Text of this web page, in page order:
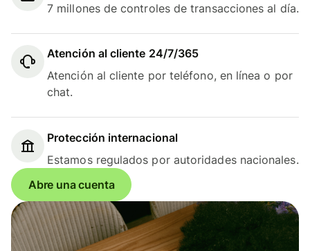
7 millones de controles de transacciones al día.
Atención al cliente 24/7/365
Atención al cliente por teléfono, en línea o por
chat.
Protección internacional
Estamos regulados por autoridades nacionales.
Abre una cuenta